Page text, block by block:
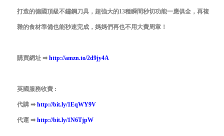
打造的德國頂級不鏽鋼刀具，超強大的13種瞬間秒切功能一應俱全，再複
雜的食材準備也能秒速完成，媽媽們再也不用大費周章！
購買網址 ➡ http://amzn.to/2d9jy4A
英國服務收費 :
代購 ➡ http://bit.ly/1EqWY9V
代運 ➡ http://bit.ly/1N6TjpW